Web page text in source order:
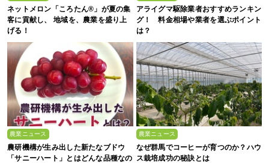
ネットメロン「ころたん®」が夏の集
客に貢献し、 地域を、農業を盛り上
げる！
アライグマ駆除業者おすすめランキン
グ！ 料金相場や業者を選ぶポイント
は？
農業ニュース
農研機構が生み出した新たなブドウ
「サニーハート」とはどんな品種なの
農業ニュース
なぜ群馬でコーヒーが育つのか？ハウ
ス栽培成功の秘訣とは